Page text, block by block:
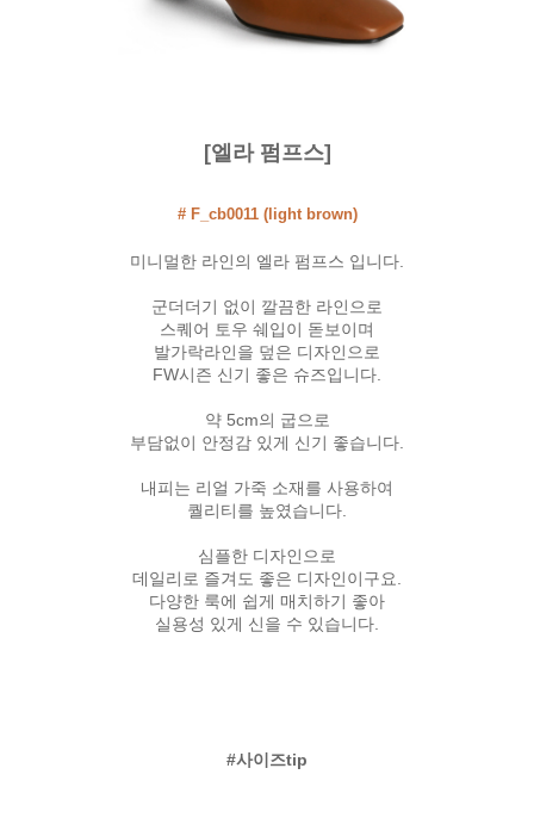
[엘라 펌프스]
# F_cb0011 (light brown)
미니멀한 라인의 엘라 펌프스 입니다.
군더더기 없이 깔끔한 라인으로
스퀘어 토우 쉐입이 돋보이며
발가락라인을 덮은 디자인으로
FW시즌 신기 좋은 슈즈입니다.
약 5cm의 굽으로
부담없이 안정감 있게 신기 좋습니다.
내피는 리얼 가죽 소재를 사용하여
퀄리티를 높였습니다.
심플한 디자인으로
데일리로 즐겨도 좋은 디자인이구요.
다양한 룩에 쉽게 매치하기 좋아
실용성 있게 신을 수 있습니다.
#사이즈tip